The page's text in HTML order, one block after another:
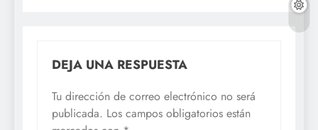
DEJA UNA RESPUESTA
Tu dirección de correo electrónico no será
publicada. Los campos obligatorios están